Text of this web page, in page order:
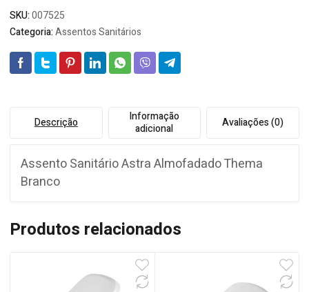
quantidade
SKU:007525
Categoria:Assentos Sanitários
Descrição
Informação
adicional
Avaliações (0)
Assento Sanitário Astra Almofadado Thema
Branco
Produtos relacionados